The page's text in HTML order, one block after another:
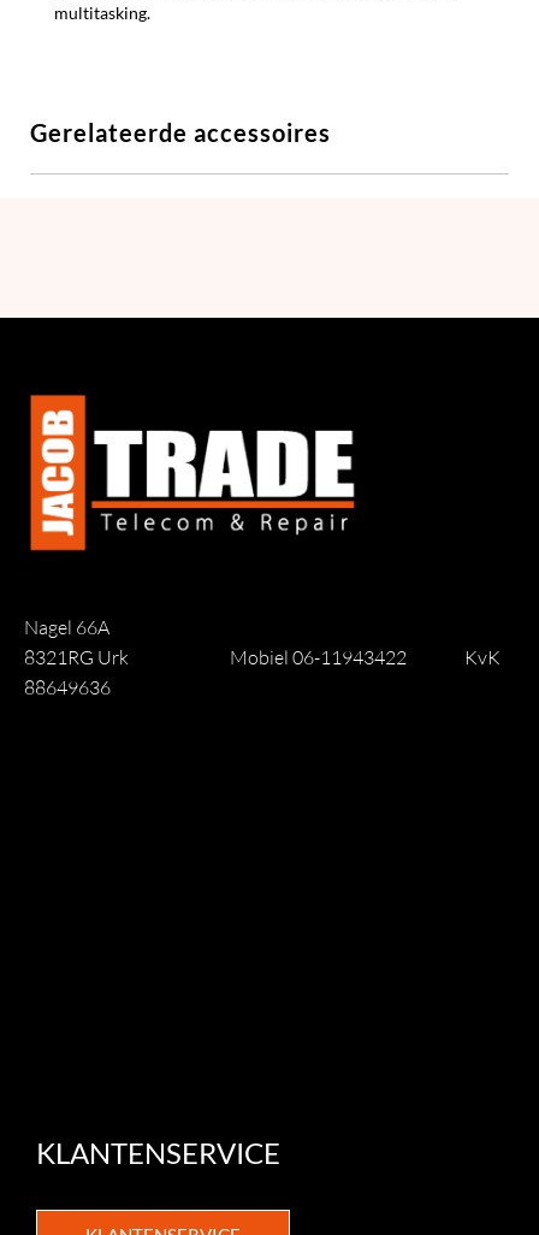
multitasking.
Gerelateerde accessoires
Nagel 66A
8321RG Urk Mobiel 06-11943422 KvK
88649636
KLANTENSERVICE